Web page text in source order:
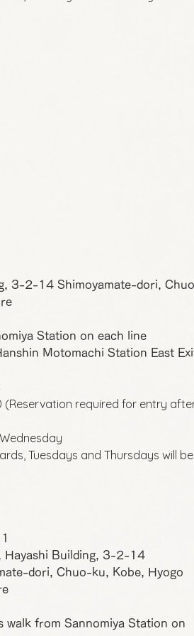
3-2-14 Shimoyamate-dori,
Station on each line
Motomachi Station East
(Reservation required for entry
Tuesdays and Thursdays will be
Hayashi Building, 3-2-14
dori, Chuo-ku, Kobe, Hyogo
walk from Sannomiya Station on